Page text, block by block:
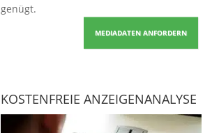
genügt.
MEDIADATEN ANFORDERN
KOSTENFREIE ANZEIGENANALYSE